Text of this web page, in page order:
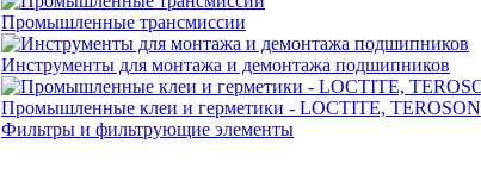
Промышленные трансмиссии
Инструменты для монтажа и демонтажа подшипников
Промышленные клеи и герметики - LOCTITE, TEROSON
Фильтры и фильтрующие элементы